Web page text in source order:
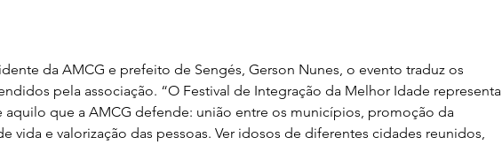
da AMCG e prefeito de Sengés, Gerson Nunes, o evento traduz os
pela associação. “O Festival de Integração da Melhor Idade representa
aquilo que a AMCG defende: união entre os municípios, promoção da
vida e valorização das pessoas. Ver idosos de diferentes cidades reunidos,